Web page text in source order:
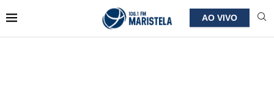
AO VIVO